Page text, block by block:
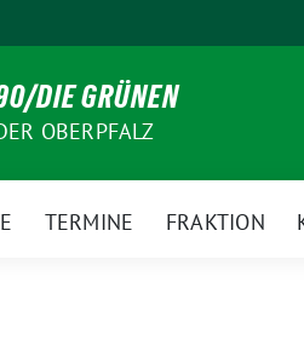
DIE GRÜNEN
OBERPFALZ
TERMINE FRAKTION